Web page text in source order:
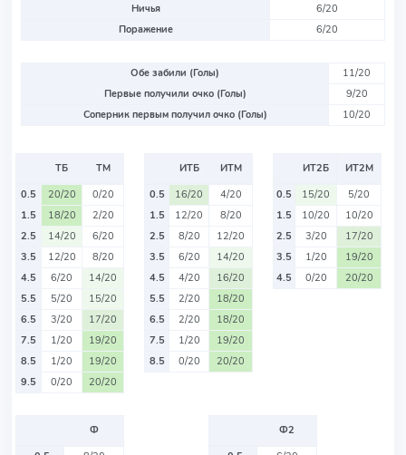
Ничья
6/20
Поражение
6/20
Обе забили (Голы)
11/20
Первые получили очко (Голы)
9/20
Соперник первым получил очко (Голы)
10/20
ТБ
ТМ
0.5
20/20
0/20
1.5
18/20
2/20
2.5
14/20
6/20
3.5
12/20
8/20
4.5
6/20
14/20
5.5
5/20
15/20
6.5
3/20
17/20
7.5
1/20
19/20
8.5
1/20
19/20
9.5
0/20 20/20
ИТБ
ИТМ
0.5
16/20
4/20
1.5
12/20
8/20
2.5
8/20
12/20
3.5
6/20
14/20
4.5
4/20
16/20
5.5
2/20
18/20
6.5
2/20
18/20
7.5
1/20
19/20
8.5
0/20 20/20
ИТ2Б
ИТ2М
0.5
15/20
5/20
1.5
10/20
10/20
2.5
3/20
17/20
3.5
1/20
19/20
4.5
0/20 20/20
Ф
Ф2